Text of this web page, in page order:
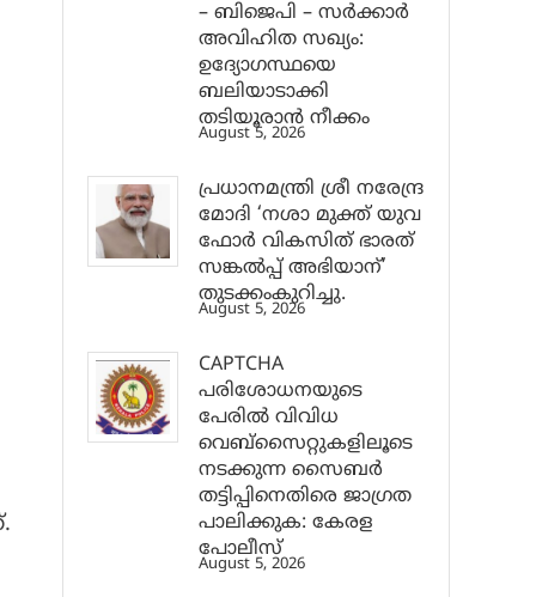
– ബിജെപി – സർക്കാർ
അവിഹിത സഖ്യം:
ഉദ്യോഗസ്ഥയെ
ബലിയാടാക്കി
തടിയൂരാൻ നീക്കം
August 5, 2026
പ്രധാനമന്ത്രി ശ്രീ നരേന്ദ്ര
മോദി ‘നശാ മുക്ത് യുവ
ഫോർ വികസിത് ഭാരത്
സങ്കൽപ്പ് അഭിയാന്’
തുടക്കംകുറിച്ചു.
August 5, 2026
CAPTCHA
പരിശോധനയുടെ
പേരില്‍ വിവിധ
വെബ്സൈറ്റുകളിലൂടെ
നടക്കുന്ന സൈബര്‍
തട്ടിപ്പിനെതിരെ ജാഗ്രത
പാലിക്കുക: കേരള
പോലീസ്
August 5, 2026